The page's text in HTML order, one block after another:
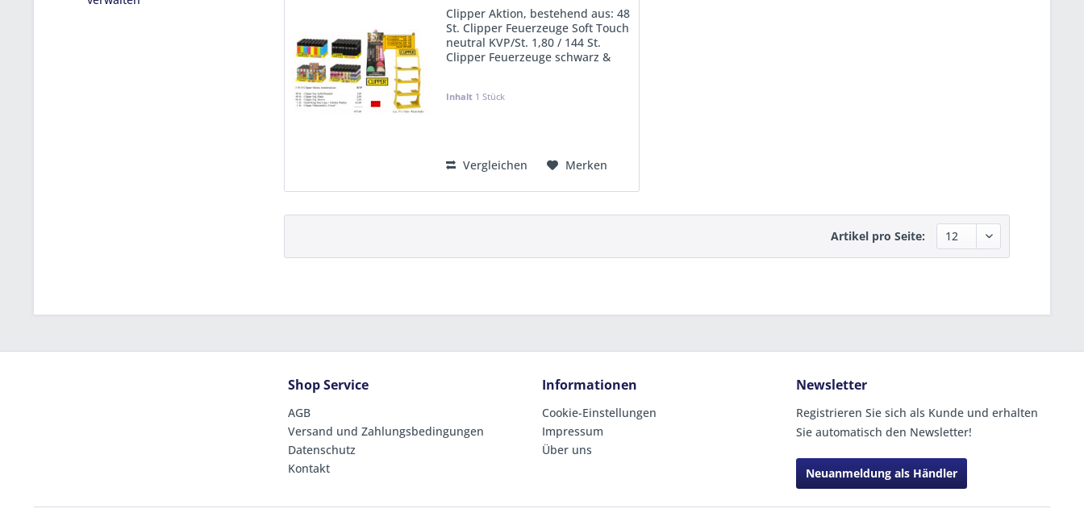
Clipper Aktion, bestehend aus: 48
St. Clipper Feuerzeuge Soft Touch
neutral KVP/St. 1,80 / 144 St.
Clipper Feuerzeuge schwarz &
GRATIS 1 x Clipper Thekensteller
Inhalt 1 Stück
Vergleichen Merken
Artikel pro Seite:
Shop Service
AGB
Versand und Zahlungsbedingungen
Datenschutz
Kontakt
Informationen
Cookie-Einstellungen
Impressum
Über uns
Newsletter
Registrieren Sie sich als Kunde und erhalten
Sie automatisch den Newsletter!
Neuanmeldung als Händler